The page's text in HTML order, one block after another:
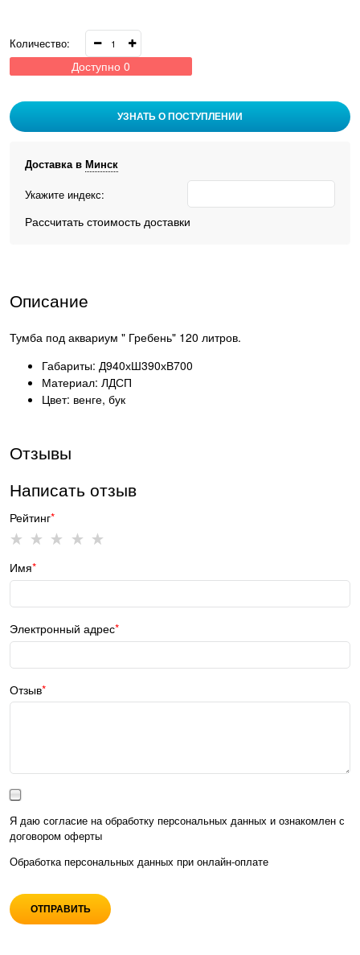
Количество:
Доступно 0
УЗНАТЬ О ПОСТУПЛЕНИИ
Доставка в Минск
Укажите индекс:
Рассчитать стоимость доставки
Описание
Тумба под аквариум " Гребень" 120 литров.
Габариты: Д940хШ390хВ700
Материал: ЛДСП
Цвет: венге, бук
Отзывы
Написать отзыв
Рейтинг
Имя
Электронный адрес
Отзыв
Я даю согласие на обработку персональных данных и ознакомлен с
договором оферты
Обработка персональных данных при онлайн-оплате